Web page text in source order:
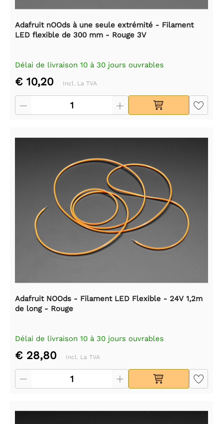
Adafruit nOOds à une seule extrémité - Filament
LED flexible de 300 mm - Rouge 3V
Délai de livraison 10 à 30 jours ouvrables
€ 10,20 Incl. La TVA
Adafruit NOOds - Filament LED Flexible - 24V 1,2m
de long - Rouge
Délai de livraison 10 à 30 jours ouvrables
€ 28,80 Incl. La TVA